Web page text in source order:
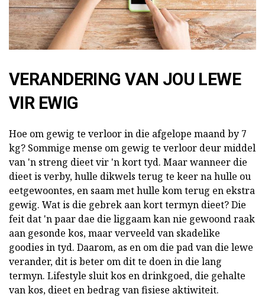
VERANDERING VAN JOU LEWE
VIR EWIG
Hoe om gewig te verloor in die afgelope maand by 7
kg? Sommige mense om gewig te verloor deur middel
van 'n streng dieet vir 'n kort tyd. Maar wanneer die
dieet is verby, hulle dikwels terug te keer na hulle ou
eetgewoontes, en saam met hulle kom terug en ekstra
gewig. Wat is die gebrek aan kort termyn dieet? Die
feit dat 'n paar dae die liggaam kan nie gewoond raak
aan gesonde kos, maar verveeld van skadelike
goodies in tyd. Daarom, as en om die pad van die lewe
verander, dit is beter om dit te doen in die lang
termyn. Lifestyle sluit kos en drinkgoed, die gehalte
van kos, dieet en bedrag van fisiese aktiwiteit.